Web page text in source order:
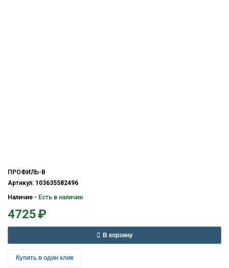
ПРОФИЛЬ-В
Артикул: 103635582496
Наличие - Есть в наличии
4725₽
В корзину
Купить в один клик